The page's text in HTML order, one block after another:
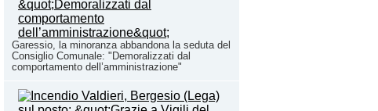
Garessio, la minoranza abbandona la seduta del
Consiglio Comunale: "Demoralizzati dal
comportamento dell’amministrazione"